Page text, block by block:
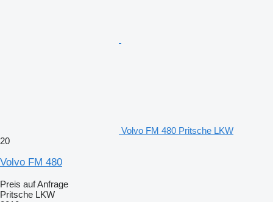
Volvo FM 480 Pritsche LKW
20
Volvo FM 480
Preis auf Anfrage
Pritsche LKW